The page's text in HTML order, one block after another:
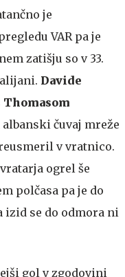
je
VAR pa je
zatišju so v 33.
Davide
Thomasom
čuvaj mreže
v vratnico.
ogrel še
polčasa pa je do
se do odmora ni